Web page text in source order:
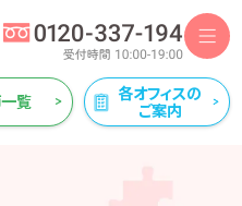
覧
各オフィスの
ご案内